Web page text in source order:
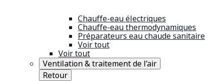
Chauffe-eau électriques
Chauffe-eau thermodynamiques
Préparateurs eau chaude sanitaire
Voir tout
Voir tout
Ventilation & traitement de l’air
Retour